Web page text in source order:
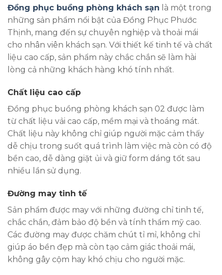
Đồng phục buồng phòng khách sạn là một trong
những sản phẩm nổi bật của Đồng Phục Phước
Thịnh, mang đến sự chuyên nghiệp và thoải mái
cho nhân viên khách sạn. Với thiết kế tinh tế và chất
liệu cao cấp, sản phẩm này chắc chắn sẽ làm hài
lòng cả những khách hàng khó tính nhất.
Chất liệu cao cấp
Đồng phục buồng phòng khách sạn 02 được làm
từ chất liệu vải cao cấp, mềm mại và thoáng mát.
Chất liệu này không chỉ giúp người mặc cảm thấy
dễ chịu trong suốt quá trình làm việc mà còn có độ
bền cao, dễ dàng giặt ủi và giữ form dáng tốt sau
nhiều lần sử dụng.
Đường may tinh tế
Sản phẩm được may với những đường chỉ tinh tế,
chắc chắn, đảm bảo độ bền và tính thẩm mỹ cao.
Các đường may được chăm chút tỉ mỉ, không chỉ
giúp áo bền đẹp mà còn tạo cảm giác thoải mái,
không gây cộm hay khó chịu cho người mặc.